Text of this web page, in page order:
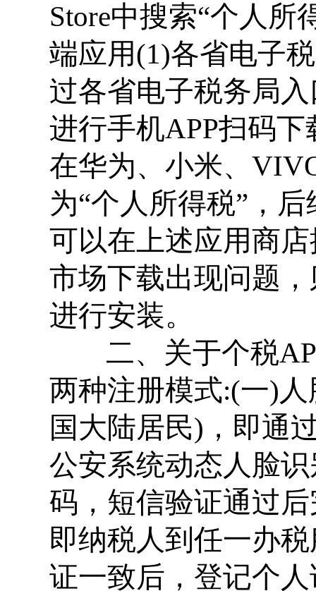
Store中搜索“个人所
端应用(1)各省电子
过各省电子税务局
进行手机APP扫码
在华为、小米、
为“个人所得税”，
可以在上述应用商
市场下载出现问题
进行安装。
二、关于个税
两种注册模式:(一)
国大陆居民)，即通
公安系统动态人脸
码，短信验证通过
即纳税人到任一办
证一致后，登记个